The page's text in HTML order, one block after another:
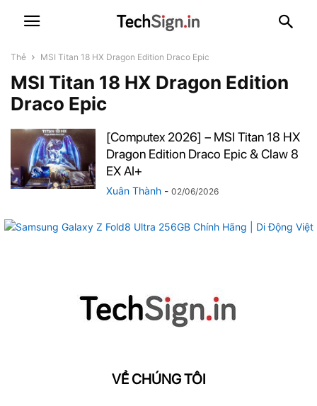
Thẻ MSI Titan 18 HX Dragon Edition Draco Epic
MSI Titan 18 HX Dragon Edition
Draco Epic
[Computex 2026] – MSI Titan 18 HX
Dragon Edition Draco Epic & Claw 8
EX AI+
Xuân Thành - 02/06/2026
VỀ CHÚNG TÔI